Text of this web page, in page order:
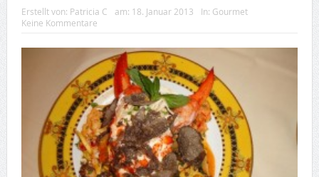
Erstellt von: Patricia C am: 18. Januar 2013 In: Gourmet
Keine Kommentare